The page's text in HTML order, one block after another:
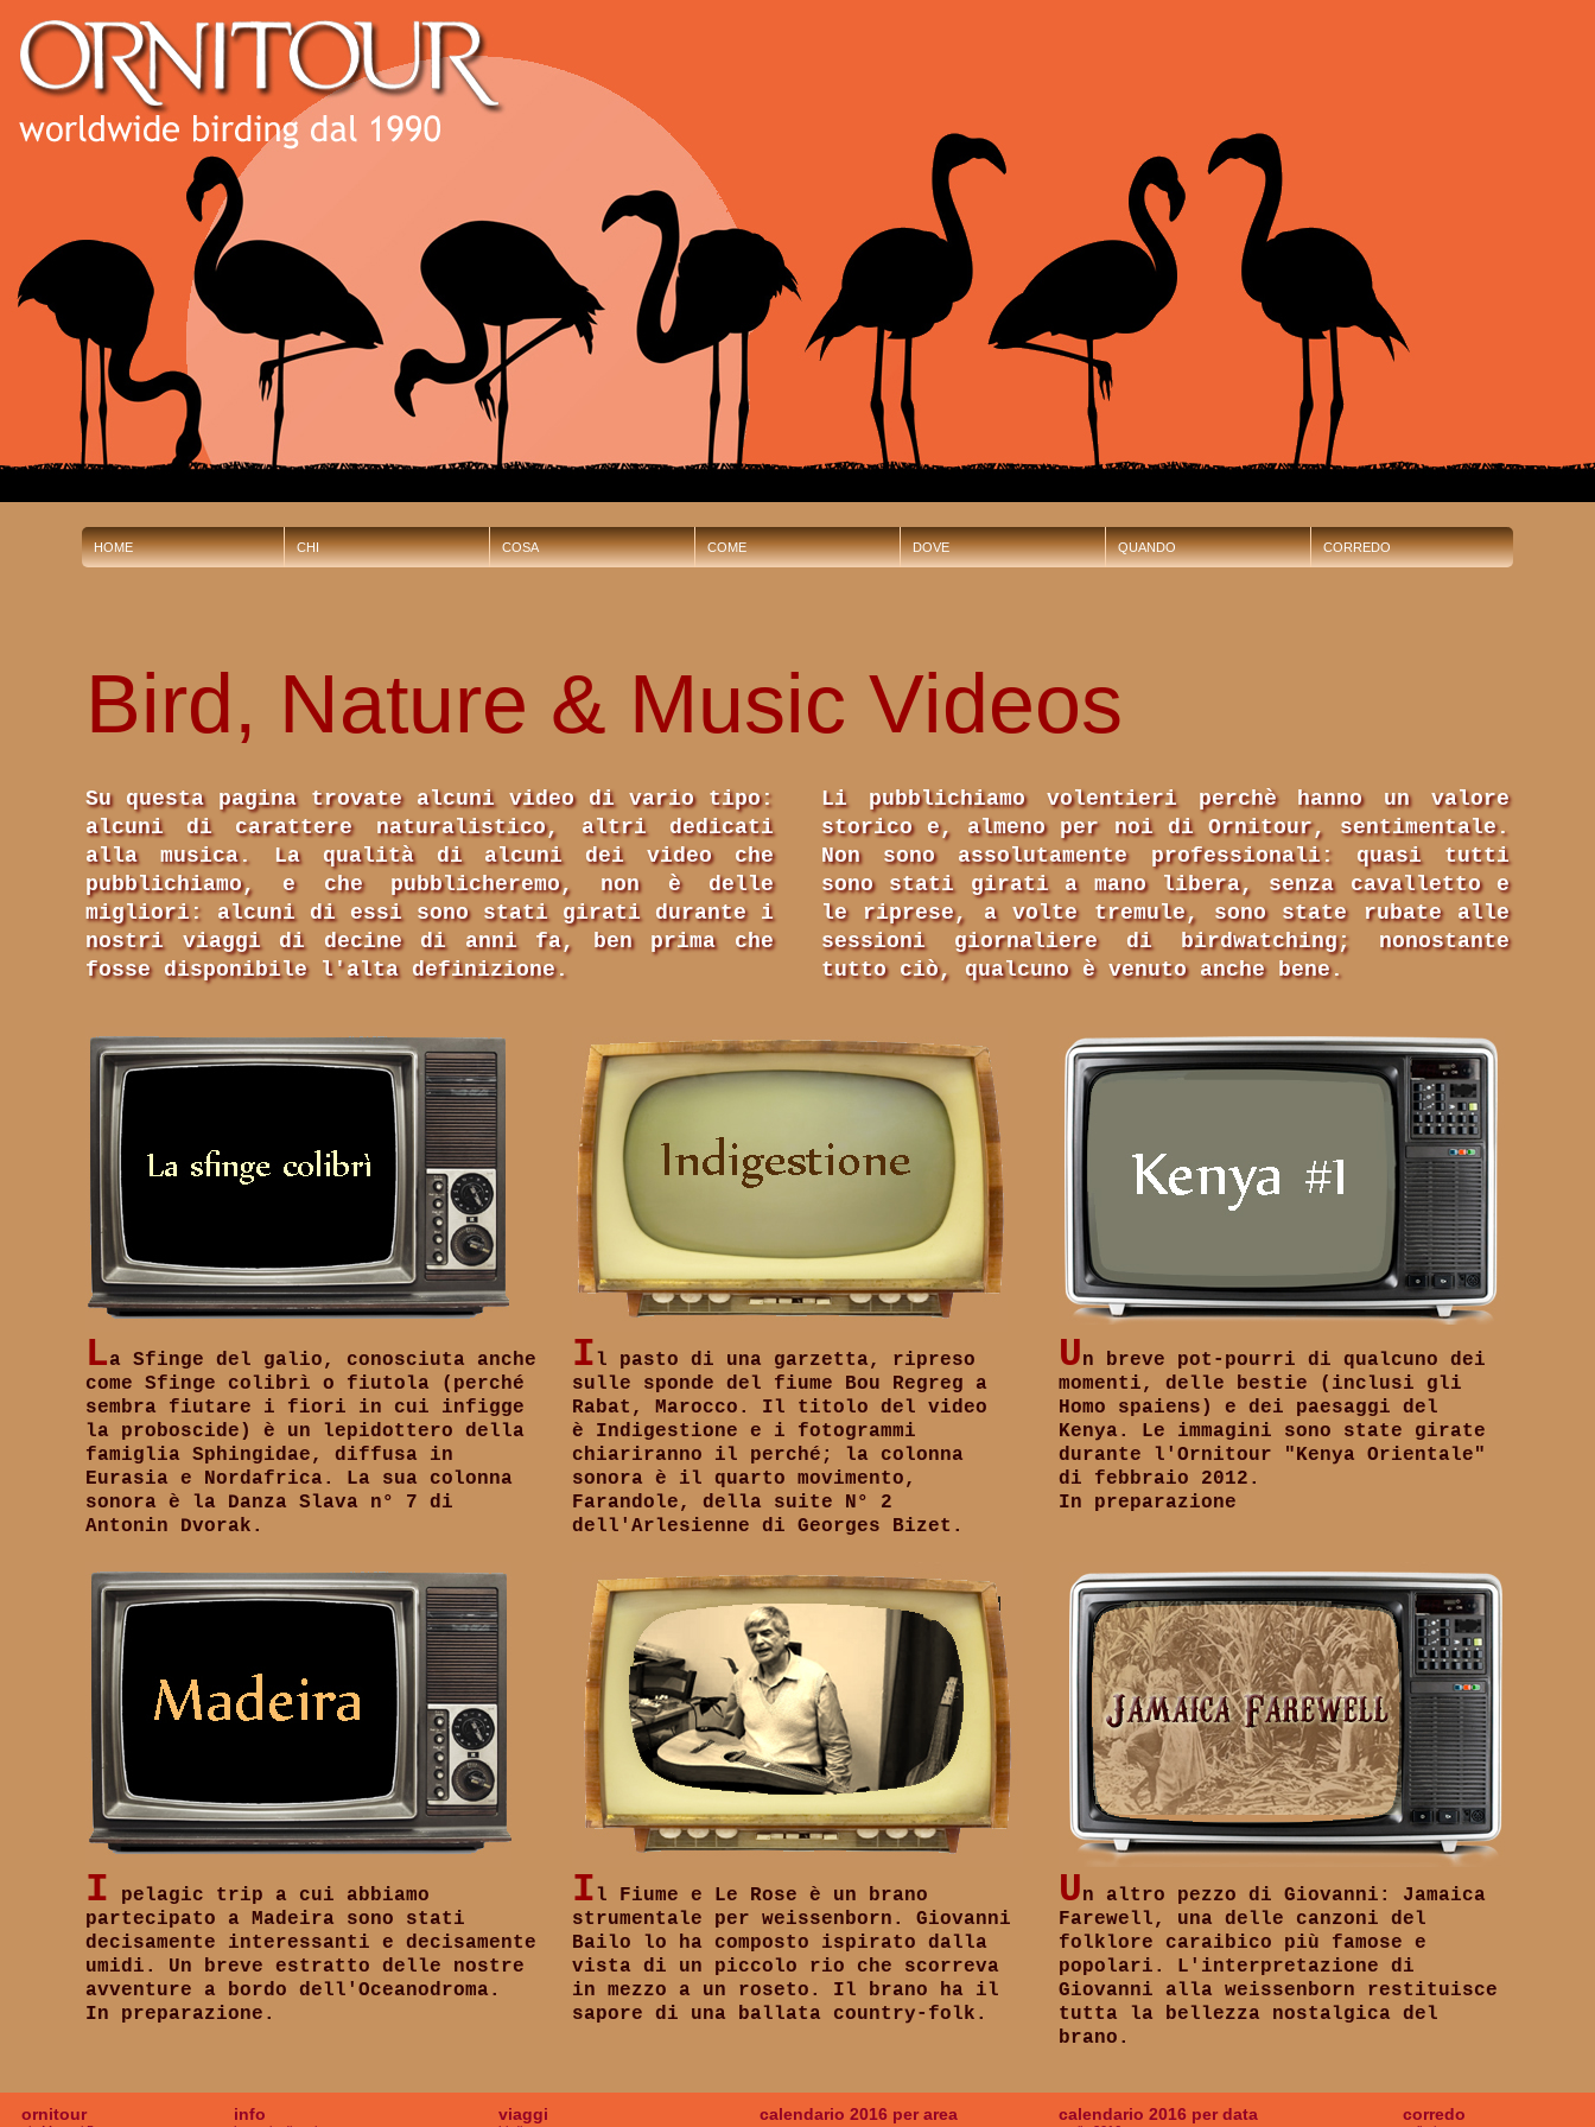
HOME CHI COSA COME DOVE QUANDO CORREDO
Bird, Nature & Music Videos
Su questa pagina trovate alcuni video di vario tipo:
alcuni di carattere naturalistico, altri dedicati
alla musica. La qualità di alcuni dei video che
pubblichiamo, e che pubblicheremo, non è delle
migliori: alcuni di essi sono stati girati durante i
nostri viaggi di decine di anni fa, ben prima che
fosse disponibile l'alta definizione.
Li pubblichiamo volentieri perchè hanno un valore
storico e, almeno per noi di Ornitour, sentimentale.
Non sono assolutamente professionali: quasi tutti
sono stati girati a mano libera, senza cavalletto e
le riprese, a volte tremule, sono state rubate alle
sessioni giornaliere di birdwatching; nonostante
tutto ciò, qualcuno è venuto anche bene.
La Sfinge del galio, conosciuta anche
come Sfinge colibrì o fiutola (perché
sembra fiutare i fiori in cui infigge
la proboscide) è un lepidottero della
famiglia Sphingidae, diffusa in
Eurasia e Nordafrica. La sua colonna
sonora è la Danza Slava n° 7 di
Antonin Dvorak.
Il pasto di una garzetta, ripreso
sulle sponde del fiume Bou Regreg a
Rabat, Marocco. Il titolo del video
è Indigestione e i fotogrammi
chiariranno il perché; la colonna
sonora è il quarto movimento,
Farandole, della suite N° 2
dell'Arlesienne di Georges Bizet.
Un breve pot-pourri di qualcuno dei
momenti, delle bestie (inclusi gli
Homo spaiens) e dei paesaggi del
Kenya. Le immagini sono state girate
durante l'Ornitour "Kenya Orientale"
di febbraio 2012.
In preparazione
I
pelagic trip a cui abbiamo
partecipato a Madeira sono stati
decisamente interessanti e decisamente
umidi. Un breve estratto delle nostre
avventure a bordo dell'Oceanodroma.
In preparazione.
Il Fiume e Le Rose è un brano
strumentale per weissenborn. Giovanni
Bailo lo ha composto ispirato dalla
vista di un piccolo rio che scorreva
in mezzo a un roseto. Il brano ha il
sapore di una ballata country-folk.
Un altro pezzo di Giovanni: Jamaica
Farewell, una delle canzoni del
folklore caraibico più famose e
popolari. L'interpretazione di
Giovanni alla weissenborn restituisce
tutta la bellezza nostalgica del
brano.
ornitour info viaggi calendario 2016 per area calendario 2016 per data corredo